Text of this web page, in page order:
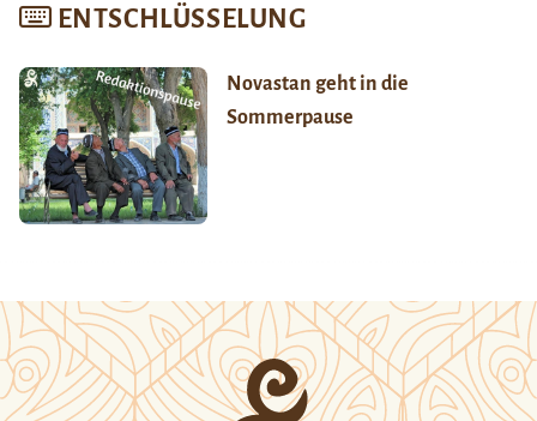
ENTSCHLÜSSELUNG
Novastan geht in die
Sommerpause